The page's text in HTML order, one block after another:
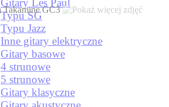
Gitary Les Paul
Typu SG
Typu Jazz
Inne gitary elektryczne
Gitary basowe
4 strunowe
5 strunowe
Gitary klasyczne